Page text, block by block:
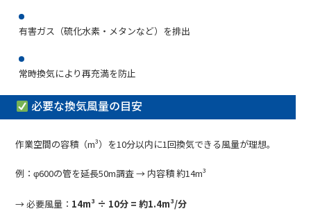
有害ガス（硫化水素・メタンなど）を排出
常時換気により再充満を防止
必要な換気風量の目安
作業空間の容積（m³）を10分以内に1回換気できる風量が理想。
例：φ600の管を延長50m調査 → 内容積 約14m³
→ 必要風量： 14m³ ÷ 10分 = 約1.4m³/分